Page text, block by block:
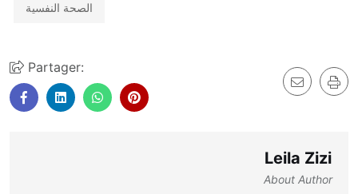
الصحة النفسية
Partager:
Leila Zizi
About Author